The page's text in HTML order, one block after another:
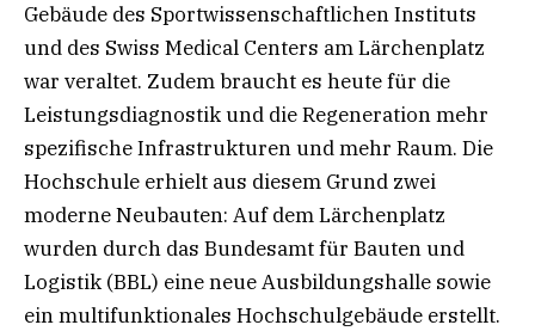
Gebäude des Sportwissenschaftlichen Instituts
und des Swiss Medical Centers am Lärchenplatz
war veraltet. Zudem braucht es heute für die
Leistungsdiagnostik und die Regeneration mehr
spezifische Infrastrukturen und mehr Raum. Die
Hochschule erhielt aus diesem Grund zwei
moderne Neubauten: Auf dem Lärchenplatz
wurden durch das Bundesamt für Bauten und
Logistik (BBL) eine neue Ausbildungshalle sowie
ein multifunktionales Hochschulgebäude erstellt.